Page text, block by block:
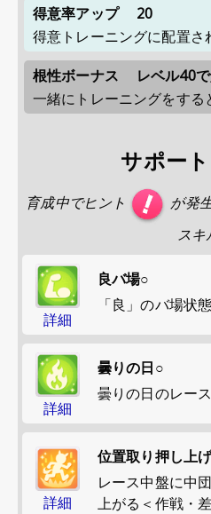
得意率アップ
20
得意トレーニングに配置さ
根性ボーナス
レベル40
一緒にトレーニングをす
サポー
育成中でヒント
が発
スキ
詳細
良バ場○
「良」のバ場状
詳細
曇りの日○
曇りの日のレー
詳細
位置取り押し上
レース中盤に中
上がる＜作戦・